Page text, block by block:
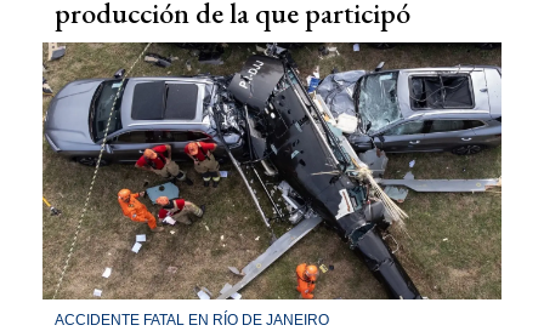
producción de la que participó
ACCIDENTE FATAL EN RÍO DE JANEIRO